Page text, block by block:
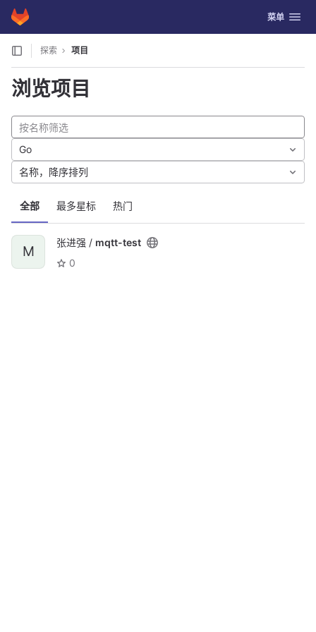
Skip to content
GitLab 切换导航
菜单
探索 项目
浏览项目
全部 最多星标 热门
Go
名称，降序排列
M
张进强 / mqtt-test
0